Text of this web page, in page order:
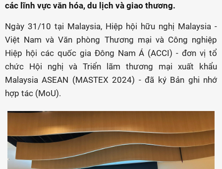
các lĩnh vực văn hóa, du lịch và giao thương.
Ngày 31/10 tại Malaysia, Hiệp hội hữu nghị Malaysia -
Việt Nam và Văn phòng Thương mại và Công nghiệp
Hiệp hội các quốc gia Đông Nam Á (ACCI) - đơn vị tổ
chức Hội nghị và Triển lãm thương mại xuất khẩu
Malaysia ASEAN (MASTEX 2024) - đã ký Bản ghi nhớ
hợp tác (MoU).